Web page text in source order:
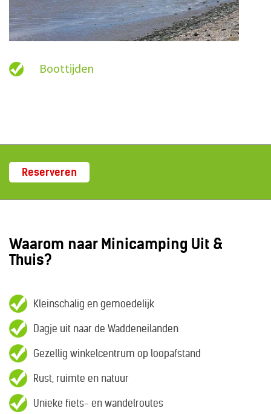
Boottijden
Reserveren
Waarom naar Minicamping Uit &
Thuis?
Kleinschalig en gemoedelijk
Dagje uit naar de Waddeneilanden
Gezellig winkelcentrum op loopafstand
Rust, ruimte en natuur
Unieke fiets- en wandelroutes